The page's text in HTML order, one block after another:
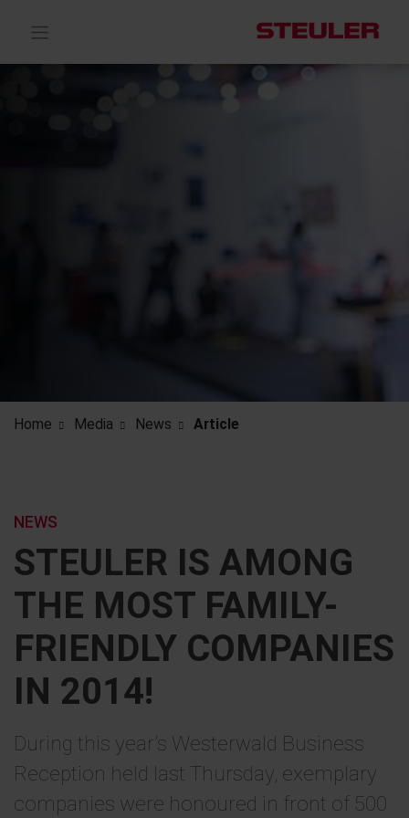
Home Media News Article
STEULER IS AMONG
THE MOST FAMILY-
FRIENDLY COMPANIES
IN 2014!
NEWS
During this year’s Westerwald Business
Reception held last Thursday, exemplary
companies were honoured in front of 500